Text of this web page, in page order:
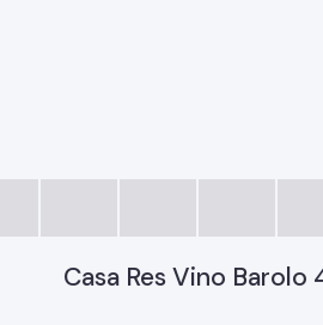
Casa Res Vino